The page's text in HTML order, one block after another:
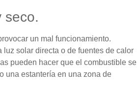
seco.
un mal funcionamiento.
solar directa o de fuentes de calor
pueden hacer que el combustible se
una estantería en una zona de